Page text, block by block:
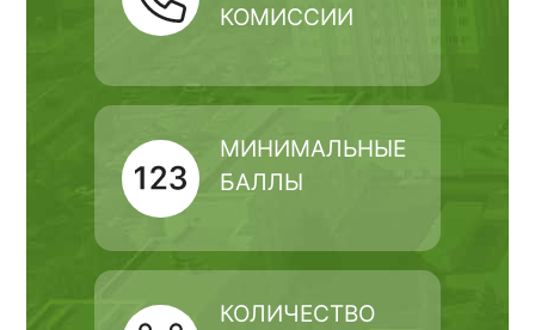
КОМИССИИ
МИНИМАЛЬНЫЕ
БАЛЛЫ
КОЛИЧЕСТВО